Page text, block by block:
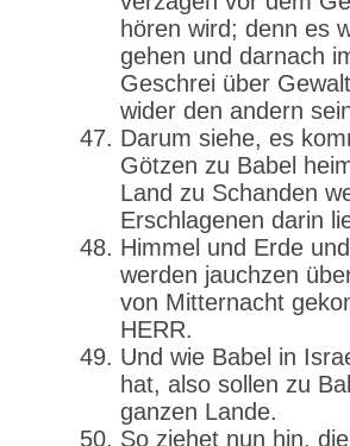
hören wird; denn es
gehen und darnach
Geschrei über
wider den andern
Darum siehe, es
Götzen zu Babel
Land zu Schanden
Erschlagenen darin
Himmel und Erde
werden jauchzen
von Mitternacht
HERR.
Und wie Babel in
hat, also sollen zu
ganzen Lande.
So ziehet nun hin,